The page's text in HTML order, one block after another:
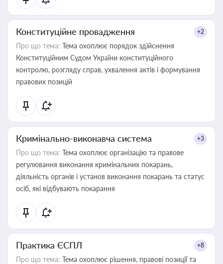
Конституційне провадження +2
Про що тема: Тема охоплює порядок здійснення
Конституційним Судом України конституційного
контролю, розгляду справ, ухвалення актів і формування
правових позицій
Кримінально-виконавча система +3
Про що тема: Тема охоплює організацію та правове
регулювання виконання кримінальних покарань,
діяльність органів і установ виконання покарань та статус
осіб, які відбувають покарання
Практика ЄСПЛ +8
Про що тема: Тема охоплює рішення, правові позиції та